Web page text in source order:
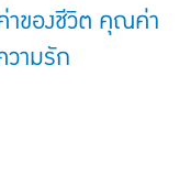
ของชีวิต คุณค่า
วามรัก